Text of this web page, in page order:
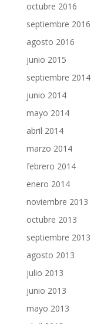
octubre 2016
septiembre 2016
agosto 2016
junio 2015
septiembre 2014
junio 2014
mayo 2014
abril 2014
marzo 2014
febrero 2014
enero 2014
noviembre 2013
octubre 2013
septiembre 2013
agosto 2013
julio 2013
junio 2013
mayo 2013